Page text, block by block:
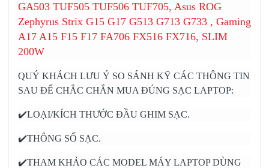
GA503 TUF505 TUF506 TUF705, Asus ROG
Zephyrus Strix G15 G17 G513 G713 G733 , Gaming
A17 A15 F15 F17 FA706 FX516 FX716, SLIM
200W
QUÝ KHÁCH LƯU Ý SO SÁNH KỸ CÁC THÔNG TIN
SAU ĐỂ CHẮC CHẮN MUA ĐÚNG SẠC LAPTOP:
✔️LOẠI/KÍCH THƯỚC ĐẦU GHIM SẠC.
✔️THÔNG SỐ SẠC.
✔️THAM KHẢO CÁC MODEL MÁY LAPTOP DÙNG